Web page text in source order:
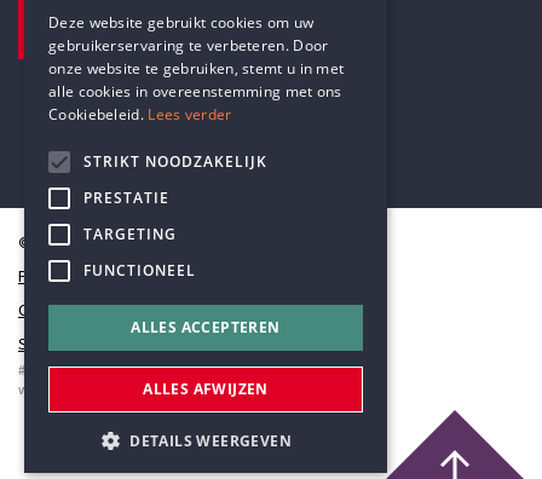
Pottenbrug 4
Antwerpen, 2000
© Humanistisch Verbond 2026
Privacy
Cookiestatement
Sitemap
#codedwithlove byCodelines
webapplicaties
mobiele apps&maatwerk websites
DUTCH
Deze website gebruikt cookies om uw
gebruikerservaring te verbeteren. Door
onze website te gebruiken, stemt u in met
alle cookies in overeenstemming met ons
Cookiebeleid. Lees verder
STRIKT NOODZAKELIJK
PRESTATIE
TARGETING
FUNCTIONEEL
ALLES ACCEPTEREN
ALLES AFWIJZEN
DETAILS WEERGEVEN